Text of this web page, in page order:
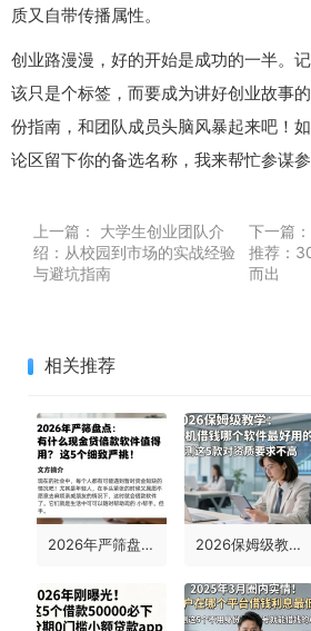
质又自带传播属性。
创业路漫漫，好的开始是成功的一半。
该只是个标签，而要成为讲好创业故事
份指南，和团队成员头脑风暴起来吧！
论区留下你的备选名称，我来帮忙参谋
上一篇：
大学生创业团队介
绍：从校园到市场的实战经验
与避坑指南
下一篇：
推荐：
而出
相关推荐
2026年严筛盘点：有什么现金贷借款软件值得用？这5个细致严挑！ 2026保姆级教学：手机借钱哪个软件最好用的？亲测这5款对资质要求不高！